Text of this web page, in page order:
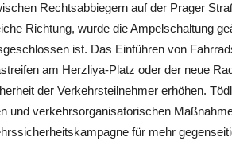
Rechtsabbiegern auf der Prager
Richtung, wurde die Ampelschaltung
ist. Das Einführen von
am Herzliya-Platz oder der neue
der Verkehrsteilnehmer erhöhen.
und verkehrsorganisatorischen
für mehr